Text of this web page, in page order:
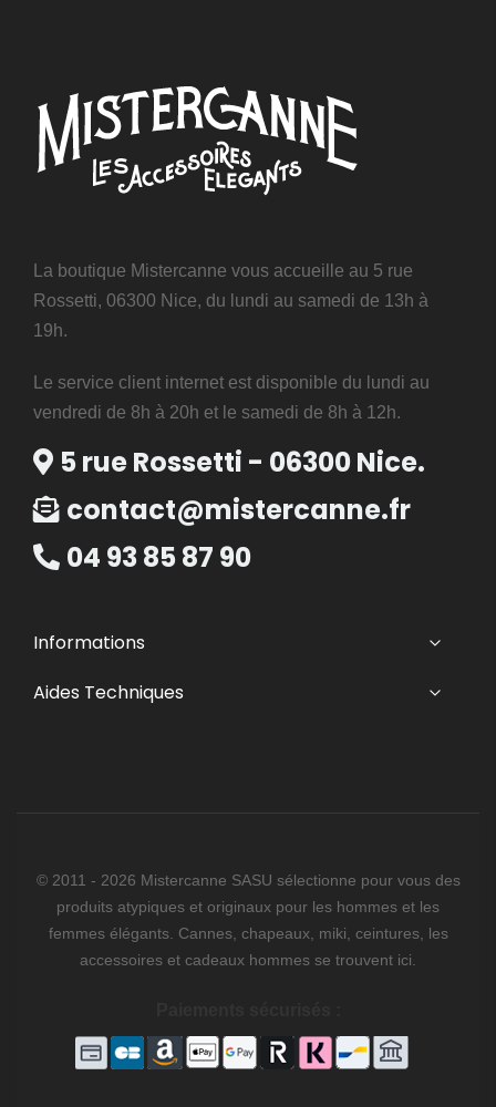
La boutique Mistercanne vous accueille au 5 rue
Rossetti, 06300 Nice, du lundi au samedi de 13h à
19h.
Le service client internet est disponible du lundi au
vendredi de 8h à 20h et le samedi de 8h à 12h.
5 rue Rossetti - 06300 Nice.
contact@mistercanne.fr
04 93 85 87 90
Informations
Aides Techniques
© 2011 - 2026 Mistercanne SASU sélectionne pour vous des
produits atypiques et originaux pour les hommes et les
femmes élégants. Cannes, chapeaux, miki, ceintures, les
accessoires et cadeaux hommes se trouvent ici.